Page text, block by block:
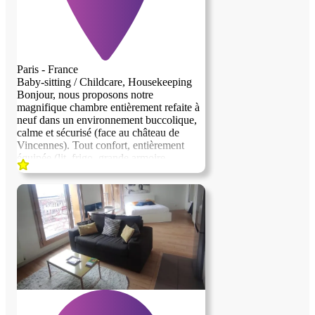
Paris - France
Baby-sitting / Childcare, Housekeeping
Bonjour, nous proposons notre
magnifique chambre entièrement refaite à
neuf dans un environnement buccolique,
calme et sécurisé (face au château de
Vincennes). Tout confort, entièrement
équipée (lit, frigo, grande armoire,
rétroprojecteur, bureau...). Nous
recherchons une personne sérieuse et
discrète pour nous aider dans la gestion et
la garde de nos jumeaux de 4 ans. Nous
sommes un couple avec un métier
atypique et des horaires variables. La
personne devra pouvoir preparer les
enfants le matin déposer les enfants à
l'école pour 8h30 et aller les chercher à
16h15, 4 jours par semaine (école à 8 min
en vélo cargo). La personne aura la
reponsabilite des enfants des l’absences